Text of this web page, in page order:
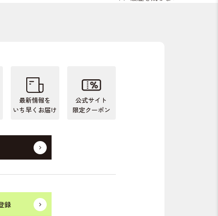
最新情報を
いち早くお届け
公式サイト
限定クーポン
録